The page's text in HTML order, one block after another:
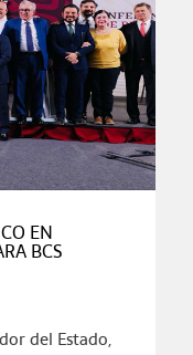
EN
BCS
del Estado,